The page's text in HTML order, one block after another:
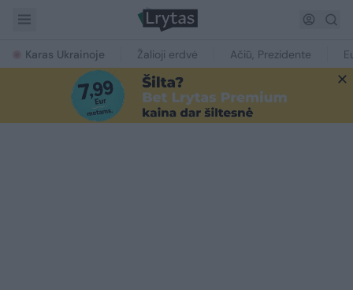
Karas Ukrainoje Žalioji erdvė Ačiū, Prezidente